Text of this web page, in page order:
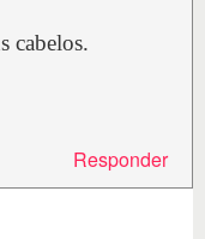
cabelos.
Responder